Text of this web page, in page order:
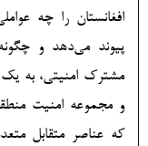
افغانستان را چه
پیوند می‌دهد و
مشترک امنیتی، به یک
و مجموعه امنیت
که عناصر متقابل